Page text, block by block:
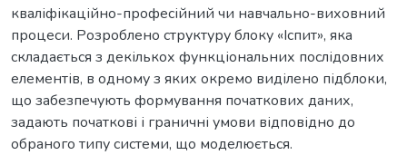
кваліфікаційно-професійний чи навчально-виховний
процеси. Розроблено структуру блоку «Іспит», яка
складається з декількох функціональних послідовних
елементів, в одному з яких окремо виділено підблоки,
що забезпечують формування початкових даних,
задають початкові і граничні умови відповідно до
обраного типу системи, що моделюється.